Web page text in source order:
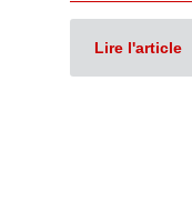
Lire l'article